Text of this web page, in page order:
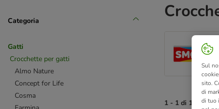
Categoria
Gatti
Crocchette per gatti
Almo Nature
Concept for Life
Cosma
1 - 1 di 1 risultati
Sul
sito.
di
di tuo